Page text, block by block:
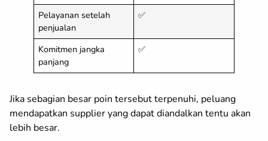
Pelayanan setelah
penjualan
✅
Komitmen jangka
panjang
✅
Jika sebagian besar poin tersebut terpenuhi, peluang
mendapatkan supplier yang dapat diandalkan tentu akan
lebih besar.